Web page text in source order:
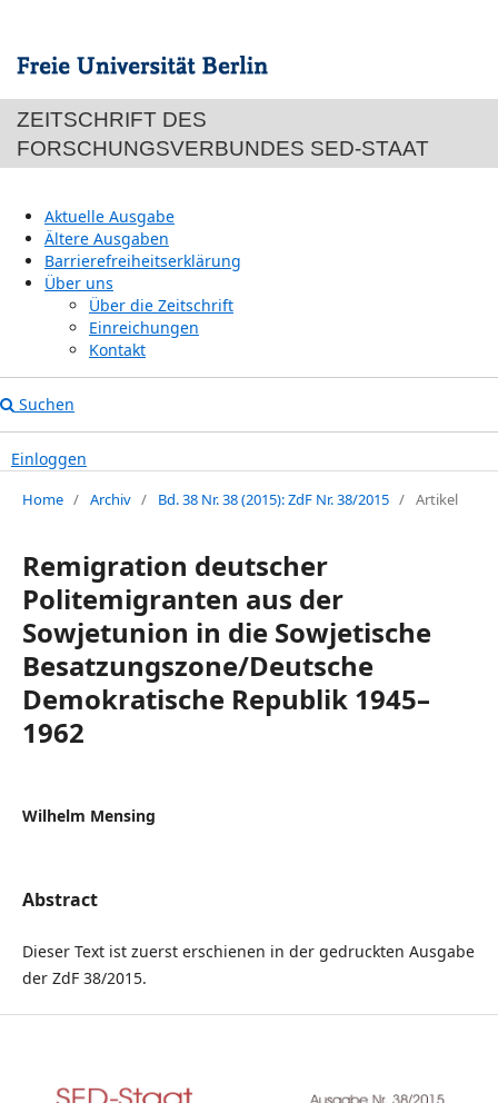
ZEITSCHRIFT DES
FORSCHUNGSVERBUNDES SED-STAAT
Aktuelle Ausgabe
Ältere Ausgaben
Barrierefreiheitserklärung
Über uns
Über die Zeitschrift
Einreichungen
Kontakt
Suchen
Einloggen
Home / Archiv / Bd. 38 Nr. 38 (2015): ZdF Nr. 38/2015 / Artikel
Remigration deutscher
Politemigranten aus der
Sowjetunion in die Sowjetische
Besatzungszone/Deutsche
Demokratische Republik 1945–
1962
Wilhelm Mensing
Abstract
Dieser Text ist zuerst erschienen in der gedruckten Ausgabe
der ZdF 38/2015.